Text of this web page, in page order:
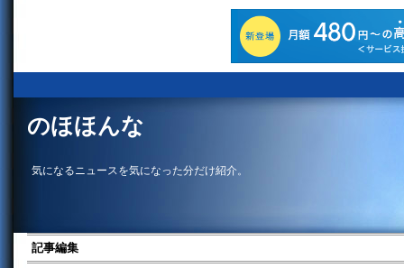
のほほんな
気になるニュースを気になった分だけ紹介。
記事編集